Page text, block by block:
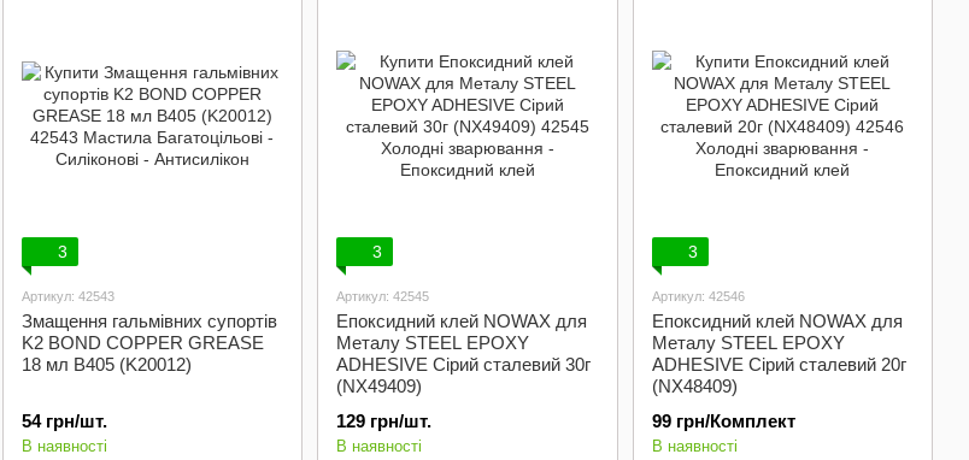
3
Артикул: 42543
Змащення гальмівних супортів
K2 BOND COPPER GREASE
18 мл B405 (K20012)
54 грн/шт.
В наявності
3
Артикул: 42545
Епоксидний клей NOWAX для
Металу STEEL EPOXY
ADHESIVE Сірий сталевий 30г
(NX49409)
129 грн/шт.
В наявності
3
Артикул: 42546
Епоксидний клей NOWAX для
Металу STEEL EPOXY
ADHESIVE Сірий сталевий 20г
(NX48409)
99 грн/Комплект
В наявності